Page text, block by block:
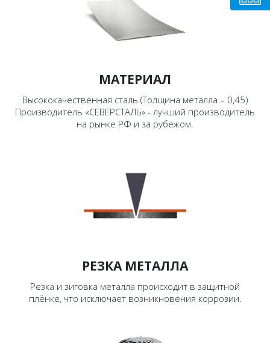
МАТЕРИАЛ
Высококачественная сталь (Толщина металла – 0,45)
Производитель «СЕВЕРСТАЛЬ» - лучший производитель
на рынке РФ и за рубежом.
РЕЗКА МЕТАЛЛА
Резка и зиговка металла происходит в защитной
плёнке, что исключает возникновения коррозии.